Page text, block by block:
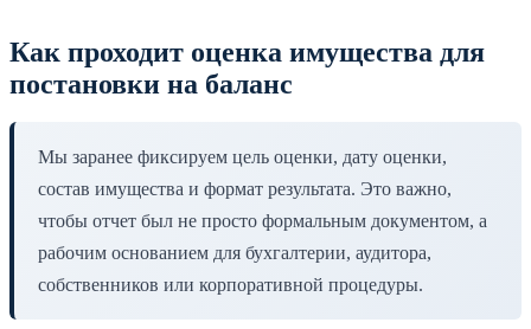
Как проходит оценка имущества для
постановки на баланс
Мы заранее фиксируем цель оценки, дату оценки,
состав имущества и формат результата. Это важно,
чтобы отчет был не просто формальным документом, а
рабочим основанием для бухгалтерии, аудитора,
собственников или корпоративной процедуры.